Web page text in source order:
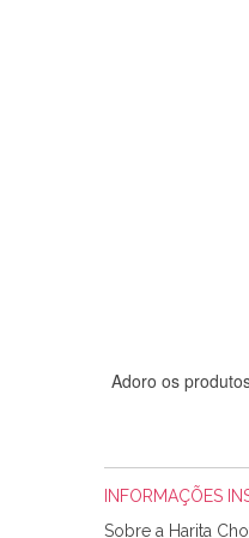
Adoro os
INFORMAÇÕES
Sobre a Harita